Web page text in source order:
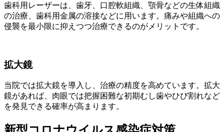
歯科用レーザーは、歯牙、口腔軟組織、顎骨などの生体組織
の治療、歯科用金属の溶接などに用います。痛みや組織への
侵襲を最小限に抑えつつ治療できるのがメリットです。
拡大鏡
当院では拡大鏡を導入し、治療の精度を高めています。拡大
鏡があれば、肉眼では把握困難な初期むし歯やひび割れなど
を発見できる確率が高まります。